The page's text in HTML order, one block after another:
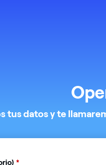
tus datos y te
*